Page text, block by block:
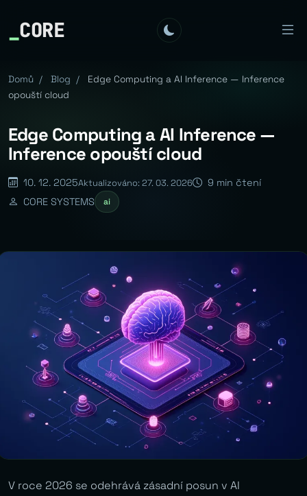
_CORE
Domů / Blog /
Edge Computing a AI Inference — Inference
opouští cloud
Edge Computing a AI Inference —
Inference opouští cloud
10. 12. 2025Aktualizováno: 27. 03. 2026
9 min čtení
CORE SYSTEMS
ai
V roce 2026 se odehrává zásadní posun v AI